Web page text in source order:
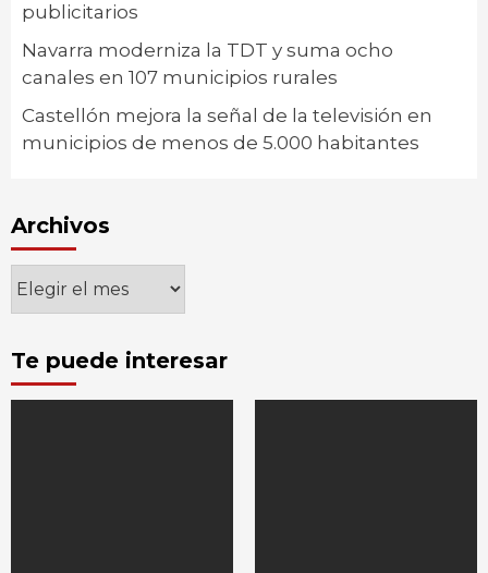
publicitarios
Navarra moderniza la TDT y suma ocho
canales en 107 municipios rurales
Castellón mejora la señal de la televisión en
municipios de menos de 5.000 habitantes
Archivos
Archivos
Te puede interesar